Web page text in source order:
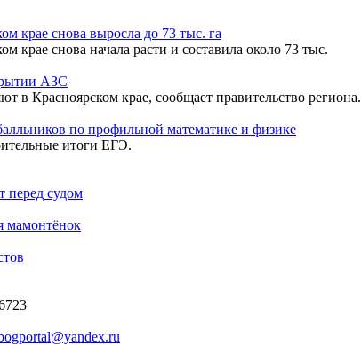
крае снова выросла до 73 тыс. га
крае снова начала расти и составила около 73 тыс.
АЗС
в Красноярском крае, сообщает правительство региона.
по профильной математике и физике
итоги ЕГЭ.
перед судом
мамонтёнок